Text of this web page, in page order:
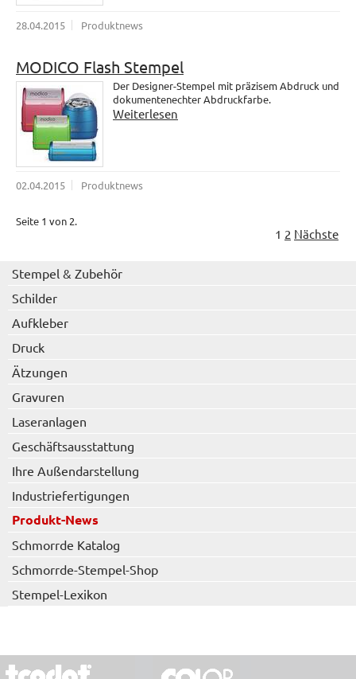
28.04.2015 Produktnews
MODICO Flash Stempel
Der Designer-Stempel mit präzisem Abdruck und
dokumentenechter Abdruckfarbe.
Weiterlesen
02.04.2015 Produktnews
Seite 1 von 2.
1 2 Nächste
Stempel & Zubehör
Schilder
Aufkleber
Druck
Ätzungen
Gravuren
Laseranlagen
Geschäftsausstattung
Ihre Außendarstellung
Industriefertigungen
Produkt-News
Schmorrde Katalog
Schmorrde-Stempel-Shop
Stempel-Lexikon